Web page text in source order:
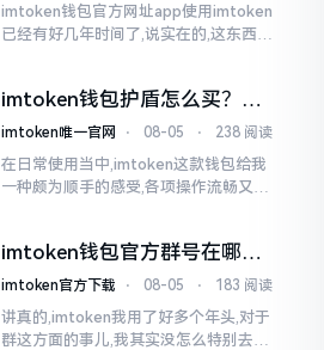
imtoken钱包官方网址app使用imtoken
已经有好几年时间了,说实在的,这东西如
眼。
imtoken钱包护盾怎么买？别
急着掏钱
imtoken唯一官网 ⋅ 08-05 ⋅ 238 阅读
在日常使用当中,imtoken这款钱包给我
一种颇为顺手的感受,各项操作流畅又便
务
imtoken钱包官方群号在哪
找？老玩家避坑指南
imtoken官方下载 ⋅ 08-05 ⋅ 183 阅读
讲真的,imtoken我用了好多个年头,对于
群这方面的事儿,我其实没怎么特别去在